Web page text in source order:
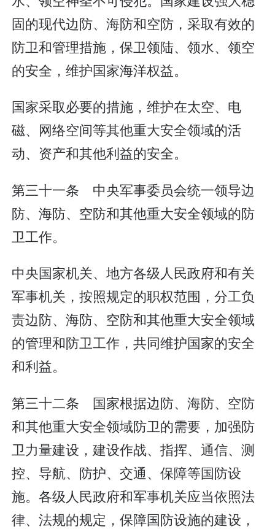
固的现代边防、海防和空防，采取有效的
防卫和管理措施，保卫领陆、领水、领空
的安全，维护国家海洋权益。
国家采取必要的措施，维护在太空、电
磁、网络空间等其他重大安全领域的活
动、资产和其他利益的安全。
第三十一条 中央军事委员会统一领导边
防、海防、空防和其他重大安全领域的防
卫工作。
中央国家机关、地方各级人民政府和有关
军事机关，按照规定的职权范围，分工负
责边防、海防、空防和其他重大安全领域
的管理和防卫工作，共同维护国家的安全
和利益。
第三十二条 国家根据边防、海防、空防
和其他重大安全领域防卫的需要，加强防
卫力量建设，建设作战、指挥、通信、测
控、导航、防护、交通、保障等国防设
施。各级人民政府和军事机关应当依照法
律、法规的规定，保障国防设施的建设，